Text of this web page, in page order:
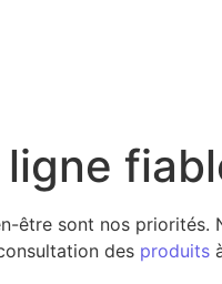
être sont nos priorités.
des produits